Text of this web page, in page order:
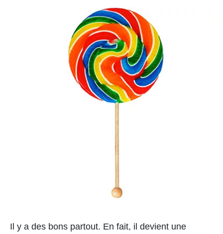
Il y a des bons partout. En fait, il devient une